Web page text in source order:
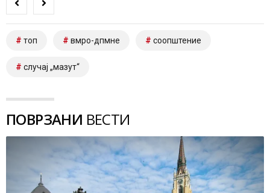
топ вмро-дпмне соопштение
случај „мазут“
ПОВРЗАНИ ВЕСТИ